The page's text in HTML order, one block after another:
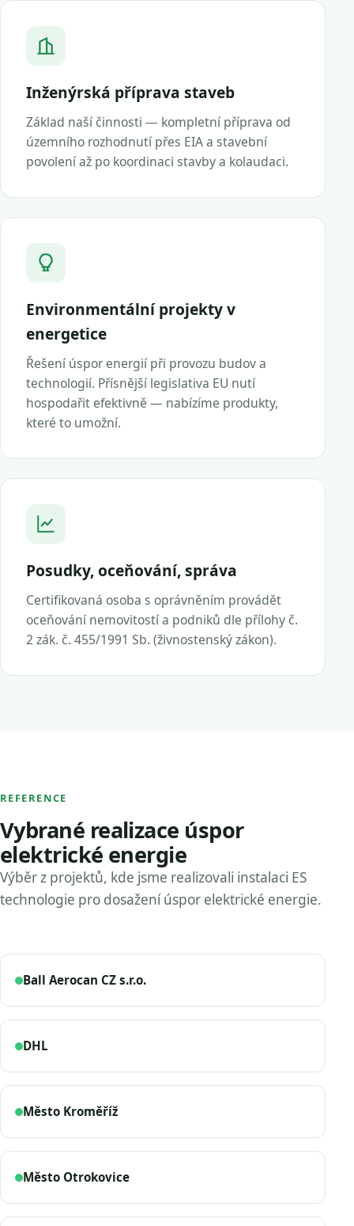
Inženýrská příprava staveb
Základ naší činnosti — kompletní příprava od
územního rozhodnutí přes EIA a stavební
povolení až po koordinaci stavby a kolaudaci.
Environmentální projekty v
energetice
Řešení úspor energií při provozu budov a
technologií. Přísnější legislativa EU nutí
hospodařit efektivně — nabízíme produkty,
které to umožní.
Posudky, oceňování, správa
Certifikovaná osoba s oprávněním provádět
oceňování nemovitostí a podniků dle přílohy č.
2 zák. č. 455/1991 Sb. (živnostenský zákon).
REFERENCE
Vybrané realizace úspor
elektrické energie
Výběr z projektů, kde jsme realizovali instalaci ES
technologie pro dosažení úspor elektrické energie.
Ball Aerocan CZ s.r.o.
DHL
Město Kroměříž
Město Otrokovice